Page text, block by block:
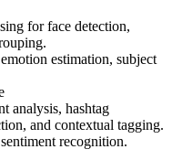
for face detection,
estimation, subject
analysis, hashtag
and contextual tagging.
recognition.